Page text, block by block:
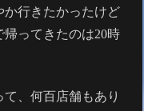
行きたかったけど
ってきたのは20時
、何百店舗もあり